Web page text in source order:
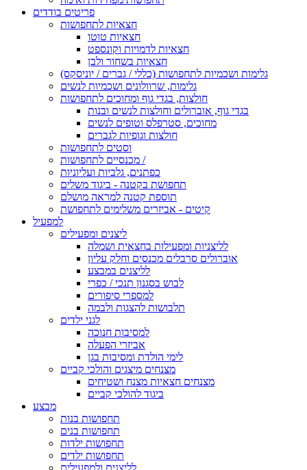
פריטים בודדים
חצאיות לתחפושות
חצאיות טוטו
חצאיות לדמויות וקונספט
חצאיות בשחור ולבן
גלימות ושכמיות לתחפושות (כללי / גברים / יוניסקס)
גלימות, שרוולונים ושכמיות לנשים
חולצות, בגדי גוף ומחוכים לתחפושות
בגדי גוף, אוברולים וחולצות לנשים ובנות
מחוכים, סטרפלס וטופים לנשים
חולצות וגופיות לגברים
וסטים לתחפושות
מכנסיים לתחפושות /
כפתנים, גלביות ועליוניות
תחפושת בקטנה - ביגוד משלים
תוספת קטנה למראה מושלם
קיטים - אביזרים משלימים לתחפושת
למפעיל
ליצנים ומפעילים
לליצניות ומפעילות בחצאית ושמלה
אוברולים סרבלים מכנסים וחלק עליון
לליצנים במבצע
לבוש בסגנון תנכי / כפרי
למספרי סיפורים
תלבושות להצגות ולבמה
לגני ילדים
למסיבות חנוכה
אביזרי הפעלה
לימי הולדת ומסיבות בגן
מצנחים מיצגים והולכי קביים
מצנחים חצאיות מצנח ושטיחים
ביגוד להולכי קביים
מבצע
תחפושות בנות
תחפושות בנים
תחפושות ילדות
תחפושות ילדים
לליצנים ולמפעילים.